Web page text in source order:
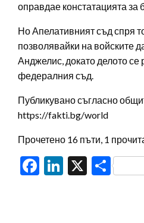
оправдае констатацията за
Но Апелативният съд спря
позволявайки на войските
Анджелис, докато делото се
федералния съд.
Публикувано съгласно
https://fakti.bg/world
Прочетено 16 пъти, 1
Facebook
LinkedIn
X